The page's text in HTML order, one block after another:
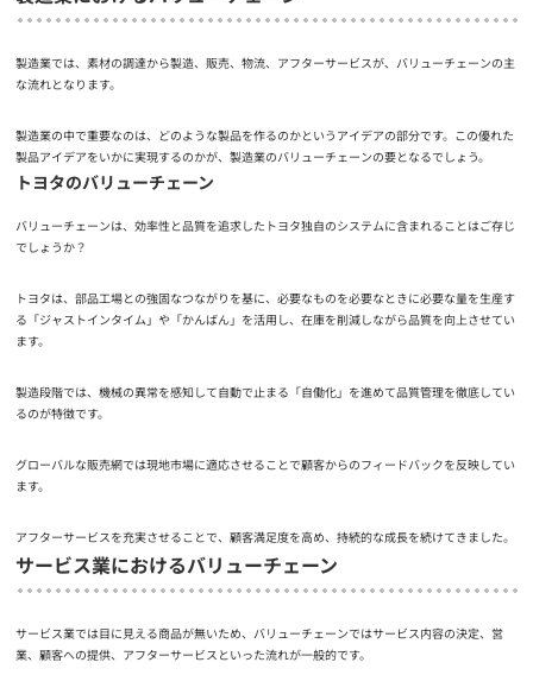
製造業では、素材の調達から製造、販売、物流、アフターサービスが、バリューチェーンの主
な流れとなります。
製造業の中で重要なのは、どのような製品を作るのかというアイデアの部分です。この優れた
製品アイデアをいかに実現するのかが、製造業のバリューチェーンの要となるでしょう。
トヨタのバリューチェーン
バリューチェーンは、効率性と品質を追求したトヨタ独自のシステムに含まれることはご存じ
でしょうか？
トヨタは、部品工場との強固なつながりを基に、必要なものを必要なときに必要な量を生産す
る「ジャストインタイム」や「かんばん」を活用し、在庫を削減しながら品質を向上させてい
ます。
製造段階では、機械の異常を感知して自動で止まる「自働化」を進めて品質管理を徹底してい
るのが特徴です。
グローバルな販売網では現地市場に適応させることで顧客からのフィードバックを反映してい
ます。
アフターサービスを充実させることで、顧客満足度を高め、持続的な成長を続けてきました。
サービス業におけるバリューチェーン
サービス業では目に見える商品が無いため、バリューチェーンではサービス内容の決定、営
業、顧客への提供、アフターサービスといった流れが一般的です。